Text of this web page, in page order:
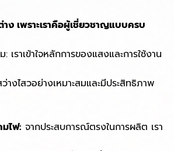
าง เพราะเราคือผู้เชี่ยวชาญแบบครบ
เราเข้าใจหลักการของแสงและการใช้งาน
งไสวอย่างเหมาะสมและมีประสิทธิภาพ
มไฟ: จากประสบการณ์ตรงในการผลิต เรา